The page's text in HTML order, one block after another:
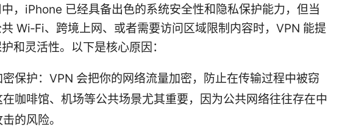
，iPhone 已经具备出色的系统安全性和隐私保护能力，但当
Wi‑Fi、跨境上网、或者需要访问区域限制内容时，VPN 能提
和灵活性。以下是核心原因：
保护：VPN 会把你的网络流量加密，防止在传输过程中被窃
咖啡馆、机场等公共场景尤其重要，因为公共网络往往存在中
的风险。